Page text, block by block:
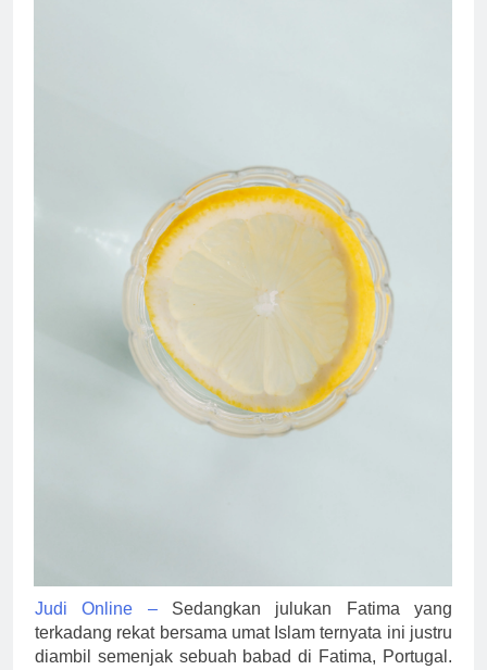
Judi Online –Sedangkan julukan Fatima yang
terkadang rekat bersama umat Islam ternyata ini justru
diambil semenjak sebuah babad di Fatima, Portugal.